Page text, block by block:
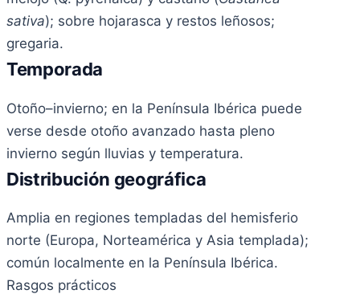
sativa); sobre hojarasca y restos leñosos;
gregaria.
Temporada
Otoño–invierno; en la Península Ibérica puede
verse desde otoño avanzado hasta pleno
invierno según lluvias y temperatura.
Distribución geográfica
Amplia en regiones templadas del hemisferio
norte (Europa, Norteamérica y Asia templada);
común localmente en la Península Ibérica.
Rasgos prácticos